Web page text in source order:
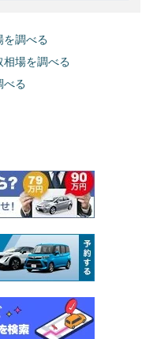
を調べる
相場を調べる
べる